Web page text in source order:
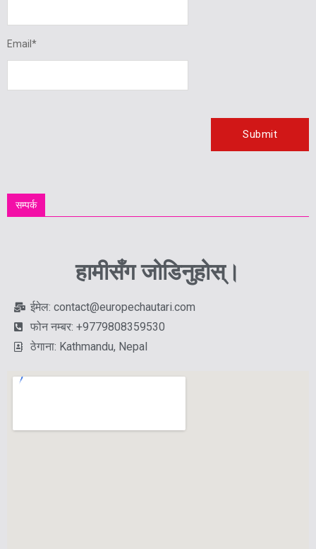
Email *
सम्पर्क
हामीसँग जोडिनुहोस्।
ईमेल: contact@europechautari.com
फोन नम्बर: +9779808359530
ठेगाना: Kathmandu, Nepal